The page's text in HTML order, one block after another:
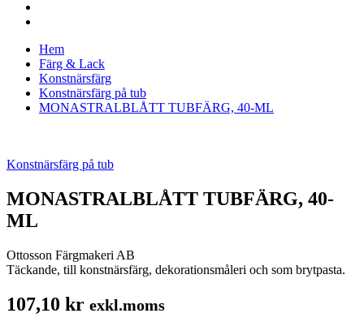
Hem
Färg & Lack
Konstnärsfärg
Konstnärsfärg på tub
MONASTRALBLÅTT TUBFÄRG, 40-ML
Konstnärsfärg på tub
MONASTRALBLÅTT TUBFÄRG, 40-
ML
Ottosson Färgmakeri AB
Täckande, till konstnärsfärg, dekorationsmåleri och som brytpasta.
107,10 kr exkl.moms